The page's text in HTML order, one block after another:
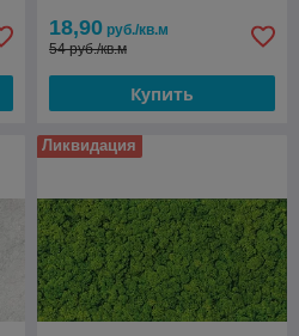
18,90 руб./кв.м
54 руб./кв.м
Купить
Ликвидация